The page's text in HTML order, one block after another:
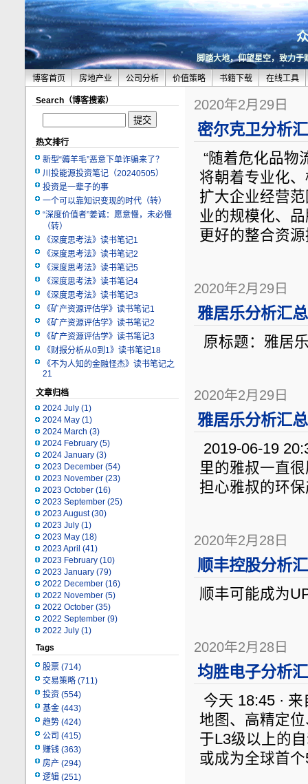
脚踏大地，仰望星空，致力于
博客首页 房地产业 公司分析 价值策略 书籍下载 在线工具
Search（博客搜索）
热文排行
新型“薅羊毛”恶意下单诈骗来了？
川投能源投资笔记（20240505）
投资是一辈子的事
一个可以靠知识变现的时代（转）
“深度价值者”姜诚：愿意慢，未必慢
（转）
《深度思考法》读书笔记1
《深度思考法》读书笔记2
《深度思考法》读书笔记5
《深度思考法》读书笔记4
《深度思考法》读书笔记3
《矿产资源评估学》读书笔记1
《矿产资源评估学》读书笔记2
《矿产资源评估学》读书笔记3
《财报分析从0到1》读书笔记18
《不为人知的金融怪杰》读书笔记之
21
文章归档
2024 July (1)
2024 May (1)
2024 March (3)
2024 February (5)
2024 January (3)
2023 December (54)
2023 November (23)
2023 October (16)
2023 September (25)
2023 August(30)
2023 July (1)
2023 May (18)
2023 April (41)
2023 February (10)
2023 January (79)
2022 December (16)
2022 November (5)
2022 October (35)
2022 September (9)
2022 July (1)
Tags
股票 (714)
交易策略 (711)
投资 (554)
基金 (443)
趋势 (424)
公司 (415)
赚钱 (363)
房产 (294)
逻辑 (251)
2020年2月29日
密尔克卫分析
“随着危化品物
将朝着专业化
扩大企业经营
业的规模化、
更好的整合资
2020年2月29日
雅居乐分析汇
原标题：雅居
2020年2月29日
雅居乐分析汇
2019-06-19
里的雅叔一直
担心雅叔的环
2020年2月28日
顺丰控股分析
顺丰可能成为
2020年2月28日
均胜电子分析
今天 18:45 ·
地图、高精定
于L3级以上的
或成为全球首